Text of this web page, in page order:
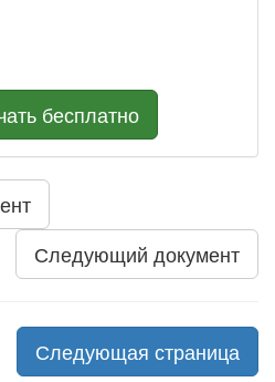
бесплатно
Следующий документ
Следующая страница